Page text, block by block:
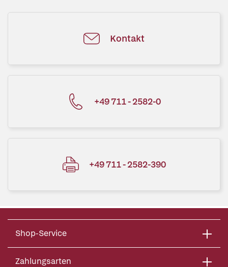
Kontakt
+49 711 - 2582-0
+49 711 - 2582-390
Shop-Service
Zahlungsarten